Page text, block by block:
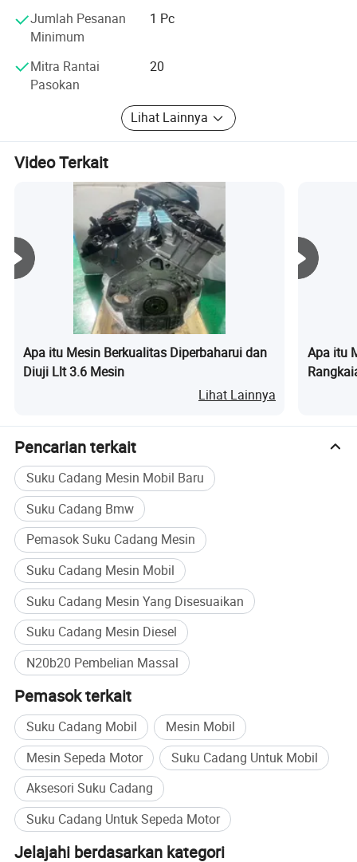
Terima kasih atas paduan suara Anda! Semoga bisa
bekerjasama dengan Anda
Jumlah Pesanan
Minimum
1 Pc
Mitra Rantai
Pasokan
20
Lihat Lainnya
Video Terkait
Apa itu Mesin Berkualitas Diperbaharui dan
Diuji Llt 3.6 Mesin
Lihat Lainnya
Apa itu
Pencarian terkait
Suku Cadang Mesin Mobil Baru
Suku Cadang Bmw
Pemasok Suku Cadang Mesin
Suku Cadang Mesin Mobil
Suku Cadang Mesin Yang Disesuaikan
Suku Cadang Mesin Diesel
N20b20 Pembelian Massal
Pemasok terkait
Suku Cadang Mobil
Mesin Mobil
Mesin Sepeda Motor
Suku Cadang Untuk Mobil
Aksesori Suku Cadang
Suku Cadang Untuk Sepeda Motor
Jelajahi berdasarkan kategori